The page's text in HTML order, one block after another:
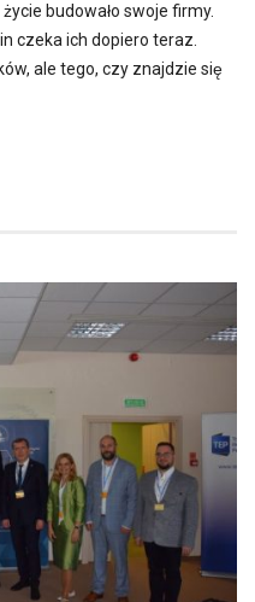
budowało swoje firmy.
czeka ich dopiero teraz.
ale tego, czy znajdzie się